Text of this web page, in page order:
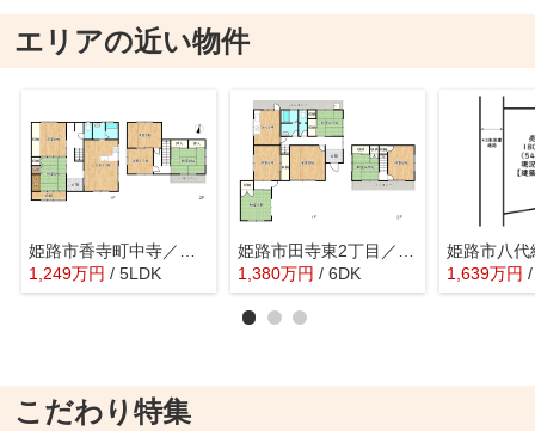
エリアの近い物件
1,249万円 / 5LDK
1,380万円 / 6DK 1,639万円
こだわり特集